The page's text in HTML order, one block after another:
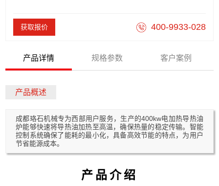
获取报价 400-9933-028
产品详情 规格参数 客户案例
产品概述
成都珞石机械专为西部用户服务，生产的400kw电加热导热油
炉能够快速将导热油加热至高温，确保热量的稳定传输。智能
控制系统确保了能耗的最小化，具备高效节能的特点，为用户
节省能源成本。
产品介绍